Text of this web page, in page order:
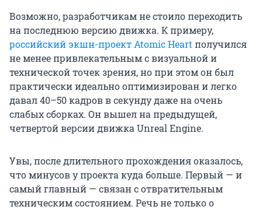
Возможно, разработчикам не стоило переходить
на последнюю версию движка. К примеру,
российский экшн-проект Atomic Heart получился
не менее привлекательным с визуальной и
технической точек зрения, но при этом он был
практически идеально оптимизирован и легко
давал 40–50 кадров в секунду даже на очень
слабых сборках. Он вышел на предыдущей,
четвертой версии движка Unreal Engine.
Увы, после длительного прохождения оказалось,
что минусов у проекта куда больше. Первый — и
самый главный — связан с отвратительным
техническим состоянием. Речь не только о